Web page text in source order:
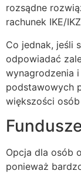
rozsądne
rachunek IKE/
Co jednak, jeśli
odpowiadać
wynagrodzenia
podstawowych
większości
Opcja dla osób
ponieważ